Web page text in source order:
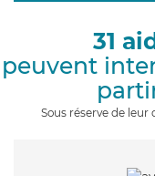
31
peuvent
Sous réserve de